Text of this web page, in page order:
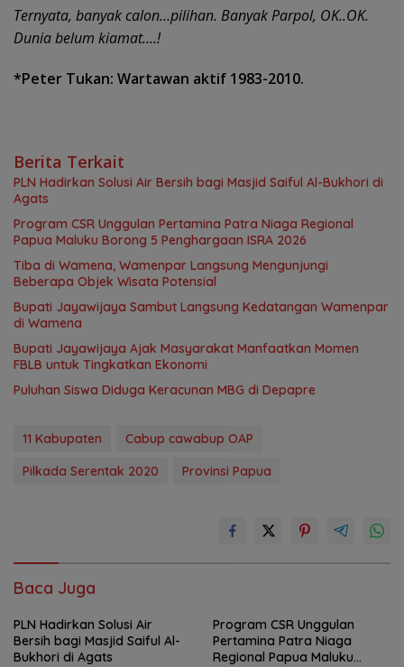
Ternyata, banyak calon…pilihan. Banyak Parpol, OK..OK.
Dunia belum kiamat….!
*Peter Tukan: Wartawan aktif 1983-2010.
Berita Terkait
PLN Hadirkan Solusi Air Bersih bagi Masjid Saiful Al-Bukhori di
Agats
Program CSR Unggulan Pertamina Patra Niaga Regional
Papua Maluku Borong 5 Penghargaan ISRA 2026
Tiba di Wamena, Wamenpar Langsung Mengunjungi
Beberapa Objek Wisata Potensial
Bupati Jayawijaya Sambut Langsung Kedatangan Wamenpar
di Wamena
Bupati Jayawijaya Ajak Masyarakat Manfaatkan Momen
FBLB untuk Tingkatkan Ekonomi
Puluhan Siswa Diduga Keracunan MBG di Depapre
11 Kabupaten
Cabup cawabup OAP
Pilkada Serentak 2020
Provinsi Papua
Baca Juga
PLN Hadirkan Solusi Air
Bersih bagi Masjid Saiful Al-
Bukhori di Agats
Program CSR Unggulan
Pertamina Patra Niaga
Regional Papua Maluku